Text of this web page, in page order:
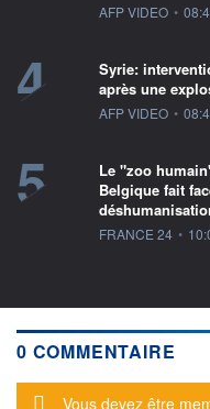
information fournie
AFP VIDEO •
4
Syrie:
après une
information fournie
AFP VIDEO •
5
Le "zoo
Belgique fait
information fournie
FRANCE 24 •
0 COMMENTAIRE
Message d'alerte
Vous devez être